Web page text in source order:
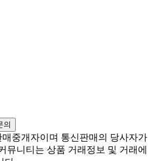
의
중개자이며 통신판매의 당사자가
뮤니티는 상품 거래정보 및 거래에